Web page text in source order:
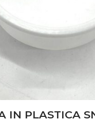
IN PLASTICA